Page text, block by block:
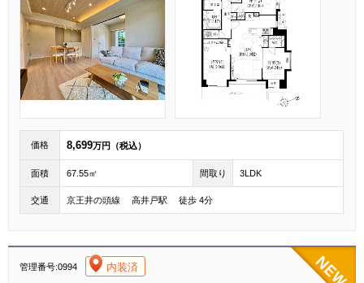
価格 8,699万円（税込）
面積 67.55㎡ 間取り 3LDK
交通 京王井の頭線 高井戸駅 徒歩 4分
管理番号:0994 内装済
[004]